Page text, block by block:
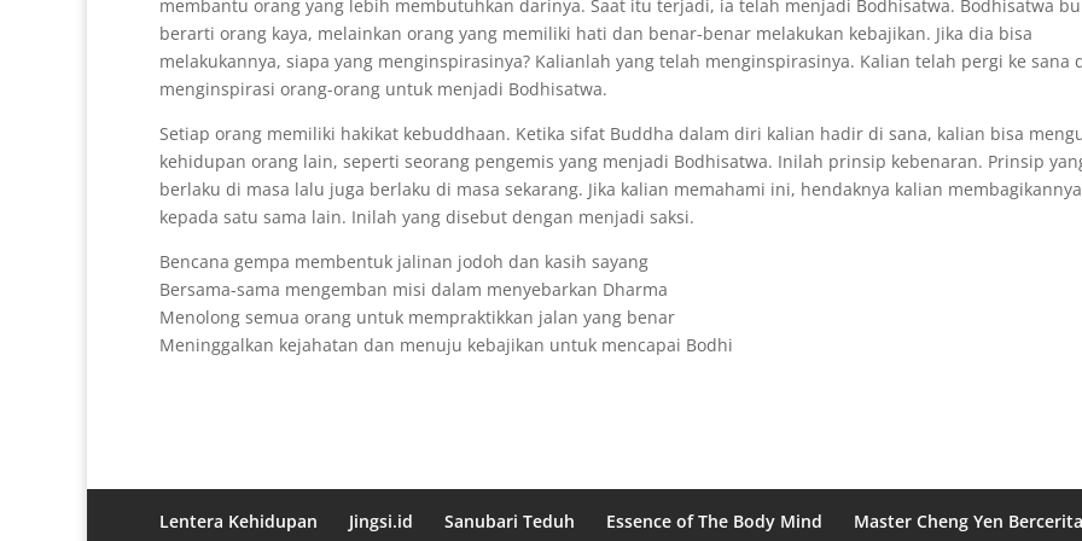
membantu orang yang lebih membutuhkan darinya. Saat itu terjadi, ia telah menjadi Bodhisatwa. Bodhisatwa
berarti orang kaya, melainkan orang yang memiliki hati dan benar-benar melakukan kebajikan. Jika dia bisa
melakukannya, siapa yang menginspirasinya? Kalianlah yang telah menginspirasinya. Kalian telah pergi ke sana
menginspirasi orang-orang untuk menjadi Bodhisatwa.
Setiap orang memiliki hakikat kebuddhaan. Ketika sifat Buddha dalam diri kalian hadir di sana, kalian bisa
kehidupan orang lain, seperti seorang pengemis yang menjadi Bodhisatwa. Inilah prinsip kebenaran. Prinsip
berlaku di masa lalu juga berlaku di masa sekarang. Jika kalian memahami ini, hendaknya kalian membagikannya
kepada satu sama lain. Inilah yang disebut dengan menjadi saksi.
Bencana gempa membentuk jalinan jodoh dan kasih sayang
Bersama-sama mengemban misi dalam menyebarkan Dharma
Menolong semua orang untuk mempraktikkan jalan yang benar
Meninggalkan kejahatan dan menuju kebajikan untuk mencapai Bodhi
Lentera Kehidupan Jingsi.id Sanubari Teduh Essence of The Body Mind Master Cheng Yen Bercerita